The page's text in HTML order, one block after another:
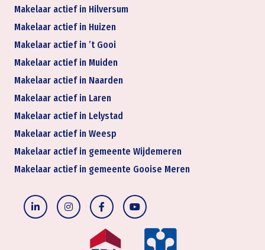
Makelaar actief in Hilversum
Makelaar actief in Huizen
Makelaar actief in ’t Gooi
Makelaar actief in Muiden
Makelaar actief in Naarden
Makelaar actief in Laren
Makelaar actief in Lelystad
Makelaar actief in Weesp
Makelaar actief in gemeente Wijdemeren
Makelaar actief in gemeente Gooise Meren